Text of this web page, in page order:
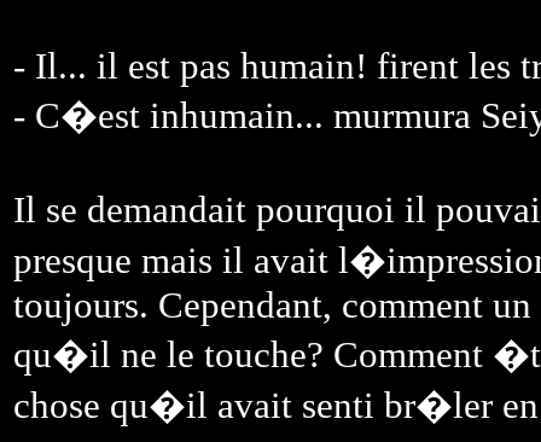
- Il... il est pas humain! firent les
- C�est inhumain... murmura
Il se demandait pourquoi il
presque mais il avait
toujours. Cependant, comment
qu�il ne le touche? Comment
chose qu�il avait senti br�ler